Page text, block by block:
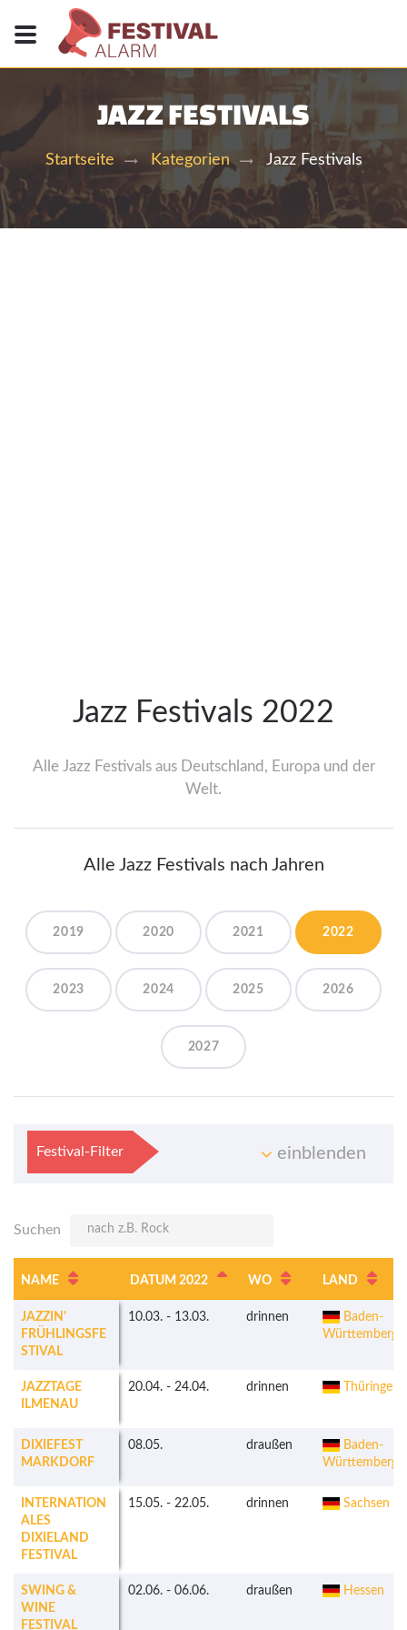
JAZZ FESTIVALS
Startseite Kategorien Jazz Festivals
Jazz Festivals 2022
Alle Jazz Festivals aus Deutschland, Europa und der
Welt.
Alle Jazz Festivals nach Jahren
2019 2020 2021 2022
2023 2024 2025 2026
2027
Festival-Filter einblenden
Suchen
NAME DATUM 2022 WO LAND
JAZZIN'
FRÜHLINGSFE
STIVAL
10.03. - 13.03. drinnen
Baden-
Württemberg
JAZZTAGE
ILMENAU
20.04. - 24.04. drinnen Thüringen
DIXIEFEST
MARKDORF
08.05. draußen
Baden-
Württemberg
INTERNATION
ALES
DIXIELAND
FESTIVAL
15.05. - 22.05. drinnen Sachsen
SWING &
WINE
FESTIVAL
02.06. - 06.06. draußen Hessen